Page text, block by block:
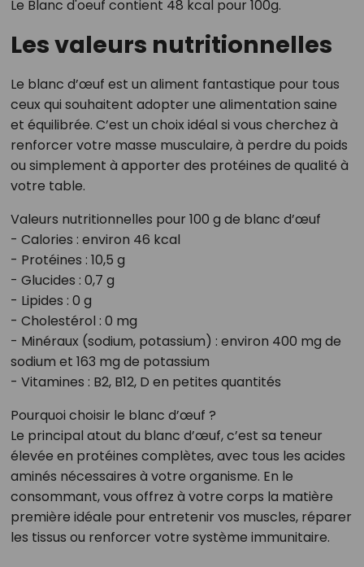
Le Blanc d'oeuf contient 48 kcal pour 100g.
Les valeurs nutritionnelles
Le blanc d’œuf est un aliment fantastique pour tous
ceux qui souhaitent adopter une alimentation saine
et équilibrée. C’est un choix idéal si vous cherchez à
renforcer votre masse musculaire, à perdre du poids
ou simplement à apporter des protéines de qualité à
votre table.
Valeurs nutritionnelles pour 100 g de blanc d’œuf
- Calories : environ 46 kcal
- Protéines : 10,5 g
- Glucides : 0,7 g
- Lipides : 0 g
- Cholestérol : 0 mg
- Minéraux (sodium, potassium) : environ 400 mg de
sodium et 163 mg de potassium
- Vitamines : B2, B12, D en petites quantités
Pourquoi choisir le blanc d’œuf ?
Le principal atout du blanc d’œuf, c’est sa teneur
élevée en protéines complètes, avec tous les acides
aminés nécessaires à votre organisme. En le
consommant, vous offrez à votre corps la matière
première idéale pour entretenir vos muscles, réparer
les tissus ou renforcer votre système immunitaire.